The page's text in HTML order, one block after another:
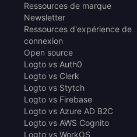
Ressources de marque
Newsletter
Ressources d'expérience de
connexion
Open source
Logto vs Auth0
Logto vs Clerk
Logto vs Stytch
Logto vs Firebase
Logto vs Azure AD B2C
Logto vs AWS Cognito
Logto vs WorkOS